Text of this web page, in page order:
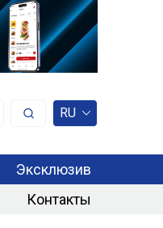
RU
Эксклюзив
Контакты